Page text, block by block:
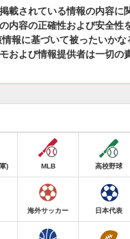
載されている情報の内容に
内容の正確性および安全性
報に基づいて被ったいかな
および情報提供者は一切の
) MLB 高校野球
海外サッカー 日本代表